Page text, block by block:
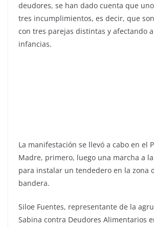
deudores, se han dado cuenta que
tres incumplimientos, es decir, que
con tres parejas distintas y afectando
infancias.
La manifestación se llevó a cabo en el
Madre, primero, luego una marcha a
para instalar un tendedero en la zona
bandera.
Siloe Fuentes, representante de la
Sabina contra Deudores Alimentarios